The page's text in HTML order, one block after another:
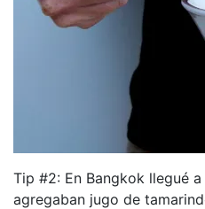
Tip #2: En Bangkok llegué
agregaban jugo de